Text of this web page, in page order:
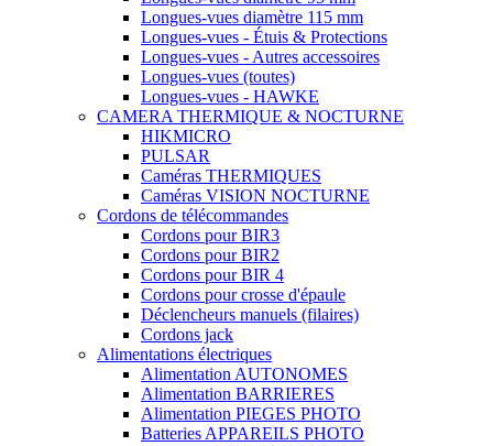
Longues-vues diamètre 115 mm
Longues-vues - Étuis & Protections
Longues-vues - Autres accessoires
Longues-vues (toutes)
Longues-vues - HAWKE
CAMERA THERMIQUE & NOCTURNE
HIKMICRO
PULSAR
Caméras THERMIQUES
Caméras VISION NOCTURNE
Cordons de télécommandes
Cordons pour BIR3
Cordons pour BIR2
Cordons pour BIR 4
Cordons pour crosse d'épaule
Déclencheurs manuels (filaires)
Cordons jack
Alimentations électriques
Alimentation AUTONOMES
Alimentation BARRIERES
Alimentation PIEGES PHOTO
Batteries APPAREILS PHOTO